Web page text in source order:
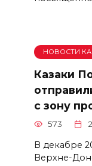
НОВОСТИ
Казаки
с зону
573
В декабре
Верхне-